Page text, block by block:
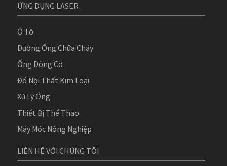
ỨNG DỤNG LASER
Ô Tô
Đường Ống Chữa Cháy
Ống Động Cơ
Đồ Nội Thất Kim Loại
Xử Lý Ống
Thiết Bị Thể Thao
Máy Móc Nông Nghiệp
LIÊN HỆ VỚI CHÚNG TÔI